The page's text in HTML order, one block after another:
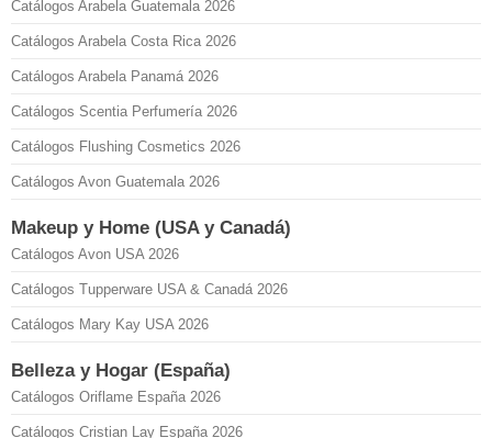
Catálogos Arabela Guatemala 2026
Catálogos Arabela Costa Rica 2026
Catálogos Arabela Panamá 2026
Catálogos Scentia Perfumería 2026
Catálogos Flushing Cosmetics 2026
Catálogos Avon Guatemala 2026
Makeup y Home (USA y Canadá)
Catálogos Avon USA 2026
Catálogos Tupperware USA & Canadá 2026
Catálogos Mary Kay USA 2026
Belleza y Hogar (España)
Catálogos Oriflame España 2026
Catálogos Cristian Lay España 2026